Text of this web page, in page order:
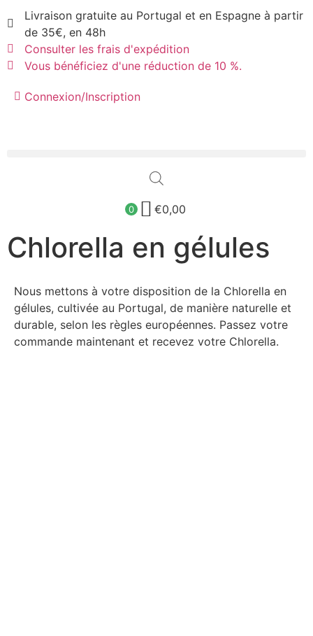
Livraison gratuite au Portugal et en Espagne à partir
de 35€, en 48h
Consulter les frais d'expédition
Vous bénéficiez d'une réduction de 10 %.
Connexion/Inscription
0 €0,00
Chlorella en gélules
Nous mettons à votre disposition de la Chlorella en
gélules, cultivée au Portugal, de manière naturelle et
durable, selon les règles européennes. Passez votre
commande maintenant et recevez votre Chlorella.